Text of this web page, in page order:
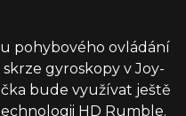
pohybového ovládání
gyroskopy v Joy-
bude využívat ještě
HD Rumble.